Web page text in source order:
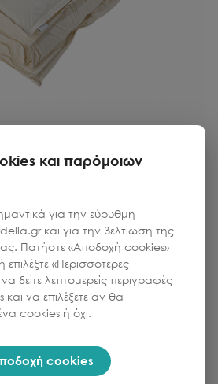
Αλκαίος 220x240cm - 7,5togs
στο καλάθι
και παρόμοιων
για την εύρυθμη
και για την βελτίωση της
Πατήστε «Αποδοχή cookies»
επιλέξτε «Περισσότερες
δείτε λεπτομερείς περιγραφές
να επιλέξετε αν θα
cookies ή όχι.
cookies